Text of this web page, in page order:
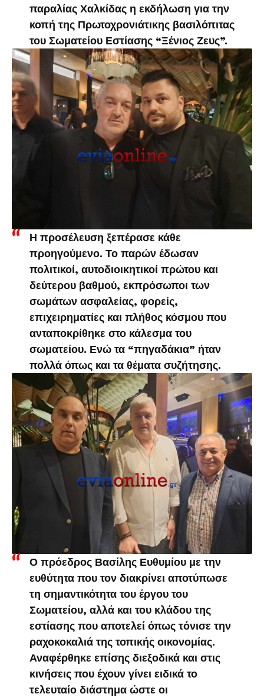
παραλίας Χαλκίδας η εκδήλωση για την
κοπή της Πρωτοχρονιάτικης βασιλόπιτας
του Σωματείου Εστίασης “Ξένιος Ζευς”.
Η προσέλευση ξεπέρασε κάθε
προηγούμενο. Το παρών έδωσαν
πολιτικοί, αυτοδιοικητικοί πρώτου και
δεύτερου βαθμού, εκπρόσωποι των
σωμάτων ασφαλείας, φορείς,
επιχειρηματίες και πλήθος κόσμου που
ανταποκρίθηκε στο κάλεσμα του
σωματείου. Ενώ τα “πηγαδάκια” ήταν
πολλά όπως και τα θέματα συζήτησης.
Ο πρόεδρος Βασίλης Ευθυμίου με την
ευθύτητα που τον διακρίνει αποτύπωσε
τη σημαντικότητα του έργου του
Σωματείου, αλλά και του κλάδου της
εστίασης που αποτελεί όπως τόνισε την
ραχοκοκαλιά της τοπικής οικονομίας.
Αναφέρθηκε επίσης διεξοδικά και στις
κινήσεις που έχουν γίνει ειδικά το
τελευταίο διάστημα ώστε οι